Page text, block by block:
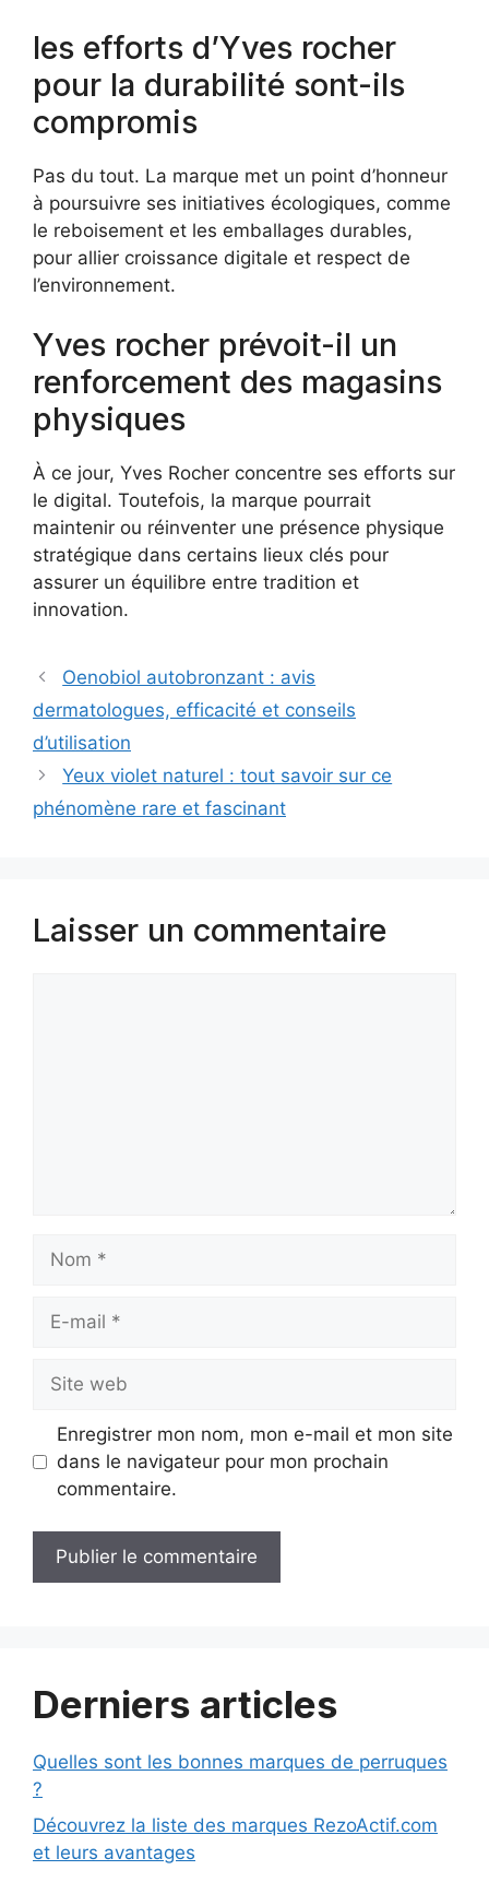
les efforts d’Yves rocher
pour la durabilité sont-ils
compromis
Pas du tout. La marque met un point d’honneur
à poursuivre ses initiatives écologiques, comme
le reboisement et les emballages durables,
pour allier croissance digitale et respect de
l’environnement.
Yves rocher prévoit-il un
renforcement des magasins
physiques
À ce jour, Yves Rocher concentre ses efforts sur
le digital. Toutefois, la marque pourrait
maintenir ou réinventer une présence physique
stratégique dans certains lieux clés pour
assurer un équilibre entre tradition et
innovation.
Oenobiol autobronzant : avis
dermatologues, efficacité et conseils
d’utilisation
Yeux violet naturel : tout savoir sur ce
phénomène rare et fascinant
Laisser un commentaire
Nom
Site
web
Enregistrer mon nom, mon e-mail et mon site
dans le navigateur pour mon prochain
commentaire.
Derniers articles
Quelles sont les bonnes marques de perruques
?
Découvrez la liste des marques RezoActif.com
et leurs avantages